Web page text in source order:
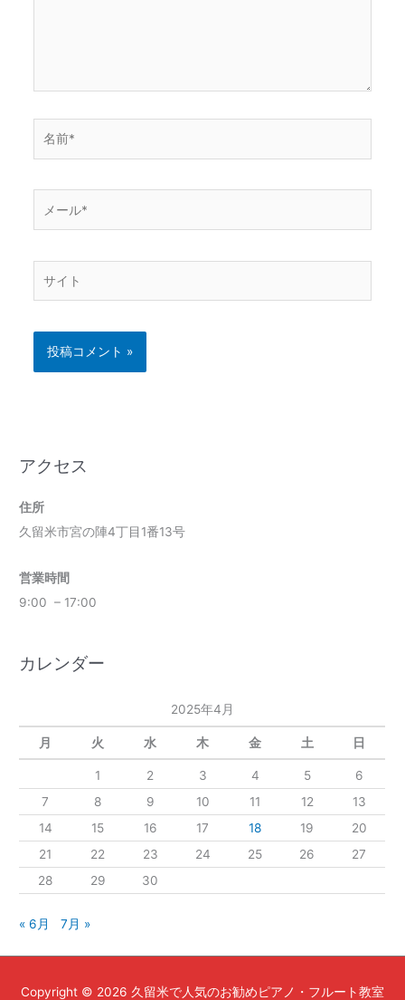
ー
*
アクセス
住所
久留米市宮の陣4丁目1番13号
営業時間
9:00 – 17:00
カレンダー
2025年4月
月 火 水 木 金 土 日
1 2 3 4 5
6
7
8 9 10 11 12
13
14
15 16 17 18 19
20
21
22 23 24 25 26
27
28
29 30
« 6月 7月 »
Copyright © 2026 久留米で人気のお勧めピアノ・フルート教室